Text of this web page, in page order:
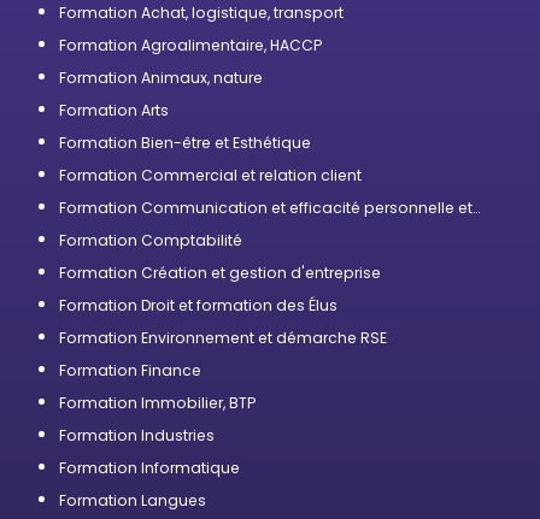
Formation Achat, logistique, transport
Formation Agroalimentaire, HACCP
Formation Animaux, nature
Formation Arts
Formation Bien-être et Esthétique
Formation Commercial et relation client
Formation Communication et efficacité personnelle et
Formation Comptabilité
Formation Création et gestion d'entreprise
Formation Droit et formation des Élus
Formation Environnement et démarche RSE
Formation Finance
Formation Immobilier, BTP
Formation Industries
Formation Informatique
Formation Langues